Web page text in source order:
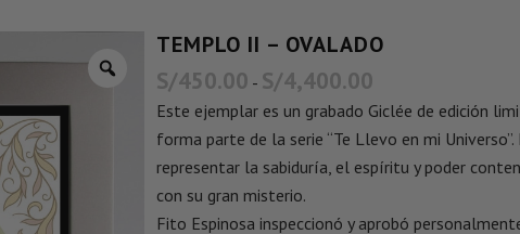
TEMPLO II – OVALADO
S/450.00 - S/4,400.00
Este ejemplar es un grabado Giclée de edición
forma parte de la serie “Te Llevo en mi
representar la sabiduría, el espíritu y poder
con su gran misterio.
Fito Espinosa inspeccionó y aprobó